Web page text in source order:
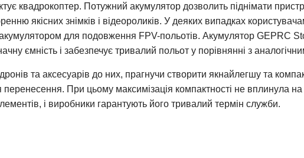
квадрокоптер. Потужний акумулятор дозволить піднімати
якісних знімків і відеороликів. У деяких випадках
для подовження FPV-польотів. Акумулятор GEPRC
ємність і забезпечує тривалий польот у порівнянні з
та аксесуарів до них, прагнучи створити якнайлегшу та
При цьому максимізація компактності не вплинула
і виробники гарантують його тривалий термін служби.